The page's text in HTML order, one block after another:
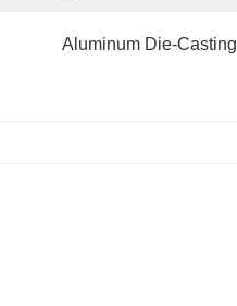
Aluminum Die-Casting